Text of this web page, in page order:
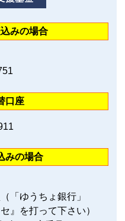
みの場合
口座
みの場合
「ゆうちょ銀行」
』を打って下さい）